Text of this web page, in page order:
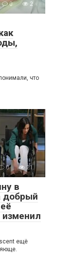
0 2
что
0 21
в
добрый
изменил
ещё